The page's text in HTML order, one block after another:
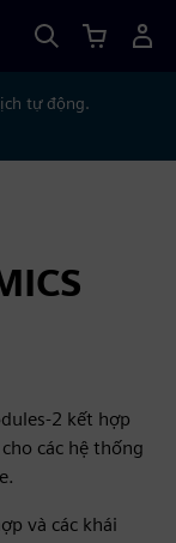
tự động.
2 kết hợp
các hệ thống
và các khái